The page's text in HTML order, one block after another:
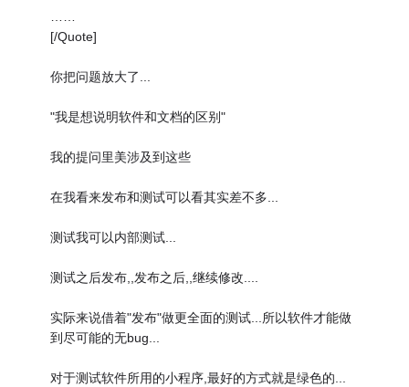
……
[/Quote]
你把问题放大了...
"我是想说明软件和文档的区别"
我的提问里美涉及到这些
在我看来发布和测试可以看其实差不多...
测试我可以内部测试...
测试之后发布,,发布之后,,继续修改....
实际来说借着"发布"做更全面的测试...所以软件才能做
到尽可能的无bug...
对于测试软件所用的小程序,最好的方式就是绿色的...